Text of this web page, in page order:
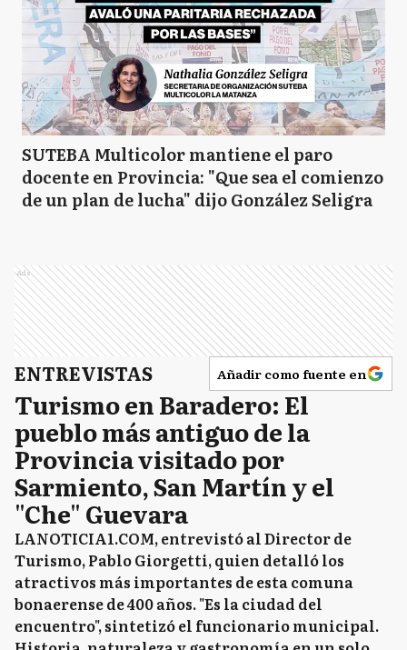
SUTEBA Multicolor mantiene el paro
docente en Provincia: "Que sea el comienzo
de un plan de lucha" dijo González Seligra
Ads
ENTREVISTAS Añadir como fuente en
Turismo en Baradero: El
pueblo más antiguo de la
Provincia visitado por
Sarmiento, San Martín y el
"Che" Guevara
LANOTICIA1.COM, entrevistó al Director de
Turismo, Pablo Giorgetti, quien detalló los
atractivos más importantes de esta comuna
bonaerense de 400 años. "Es la ciudad del
encuentro", sintetizó el funcionario municipal.